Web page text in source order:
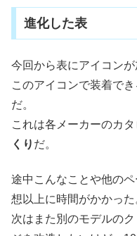
進化した表
今回から表にアイコンが
このアイコンで装着で
だ。
これは各メーカーのカ
くり だ。
途中こんなことや他の
想以上に時間がかかった
次はまた別のモデルの